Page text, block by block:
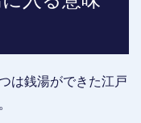
は銭湯ができた江戸